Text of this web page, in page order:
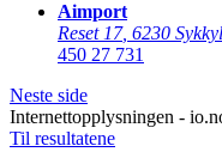
Aimport
Reset 17, 6230
450 27 731
Neste side
Internettopplysningen -
Til resultatene